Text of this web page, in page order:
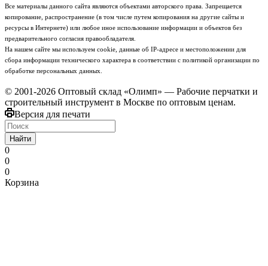
Все материалы данного сайта являются объектами авторского права. Запрещается
копирование, распространение (в том числе путем копирования на другие сайты и
ресурсы в Интернете) или любое иное использование информации и объектов без
предварительного согласия правообладателя.
На нашем сайте мы используем cookie, данные об IP-адресе и местоположении для
сбора информации технического характера в соответствии с политикой организации по
обработке персональных данных.
© 2001-2026 Оптовый склад «Олимп» — Рабочие перчатки и
строительный инструмент в Москве по оптовым ценам.
Версия для печати
Найти
0
0
0
Корзина